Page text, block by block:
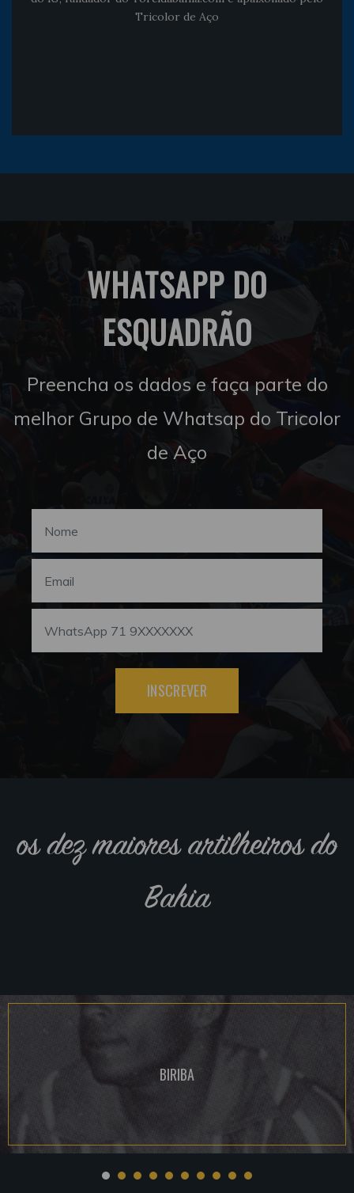
Tricolor de Aço
WHATSAPP DO
ESQUADRÃO
Preencha os dados e faça parte do
melhor Grupo de Whatsap do Tricolor
de Aço
INSCREVER
os dez maiores artilheiros do
Bahia
BIRIBA